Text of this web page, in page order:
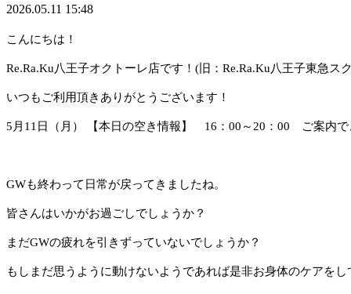
2026.05.11 15:48
こんにちは！
Re.Ra.Ku八王子オクトーレ店です！(旧：Re.Ra.Ku八王子東急ス
いつもご利用頂きありがとうございます！
5月11日（月） 【本日の空き情報】 16：00～20：00 ご案内で
GWも終わって日常が戻ってきましたね。
皆さんはいかがお過ごしでしょうか？
まだGWの疲れを引きずっていないでしょうか？
もしまだ思うように動けないようであれば是非お身体のケアを